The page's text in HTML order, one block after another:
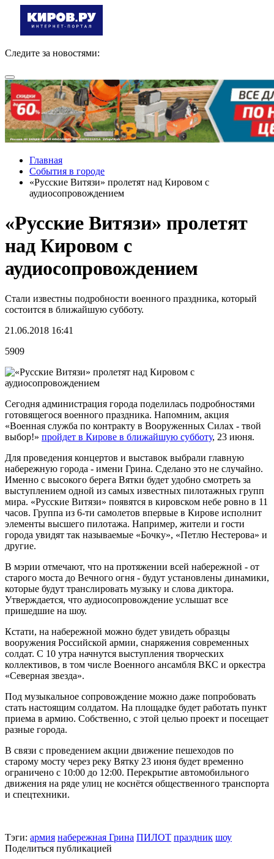
Следите за новостями:
Главная
События в городе
«Русские Витязи» пролетят над Кировом с
аудиосопровождением
«Русские Витязи» пролетят
над Кировом с
аудиосопровождением
Стали известны подробности военного праздника, который
состоится в ближайшую субботу.
21.06.2018 16:41
5909
Сегодня администрация города поделилась подробностями
готовящегося военного праздника. Напомним, акция
«Военная служба по контракту в Вооруженных Силах - твой
выбор!» пройдет в Кирове в ближайшую субботу, 23 июня.
Для проведения концертов и выставок выбрали главную
набережную города - имени Грина. Сделано это не случайно.
Именно с высокого берега Вятки будет удобно смотреть за
выступлением одной из самых известных пилотажных групп
мира. «Русские Витязи» появятся в кировском небе ровно в 11
часов. Группа из 6-ти самолетов впервые в Кирове исполнит
элементы высшего пилотажа. Например, жители и гости
города увидят так называемые «Бочку», «Петлю Нестерова» и
другие.
В мэрии отмечают, что на протяжении всей набережной - от
старого моста до Вечного огня - будут установлены динамики,
которые будут транслировать музыку и слова диктора.
Утверждается, что аудиосопровождение услышат все
пришедшие на шоу.
Кстати, на набережной можно будет увидеть образцы
вооружения Российской армии, снаряжения современных
солдат. С 10 утра начнутся выступления творческих
коллективов, в том числе Военного ансамбля ВКС и оркестра
«Северная звезда».
Под музыкальное сопровождение можно даже попробовать
стать настоящим солдатом. На площадке будет работать пункт
приема в армию. Собственно, с этой целью проект и посещает
разные города.
В связи с проведением акции движение пешеходов по
старому мосту через реку Вятку 23 июня будет временно
ограничено с 10:00 до 12:00. Перекрытие автомобильного
движения на ряде улиц не коснётся общественного транспорта
и спецтехники.
Тэги: армия набережная Грина ПИЛОТ праздник шоу
Поделиться публикацией